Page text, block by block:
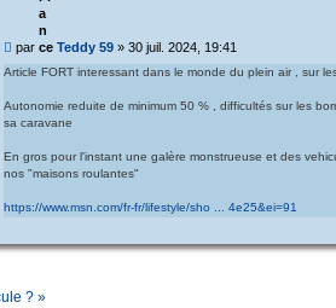
M
s
a
g
par Teddy 59 »30 juil. 2024, 19:41
Article FORT interessant dans le monde du plein air , sur
Autonomie reduite de minimum 50 % , difficultés sur les
sa caravane
En gros pour l'instant une galère monstrueuse et des
nos "maisons roulantes"
https://www.msn.com/fr-fr/lifestyle/sho ... 4e25&ei=91
? »